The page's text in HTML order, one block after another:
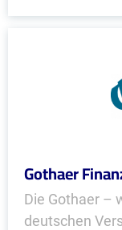
Gothaer
Die Gothaer –
deutschen